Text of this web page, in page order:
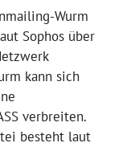
Wurm
Sophos über
kann sich
verbreiten.
besteht laut